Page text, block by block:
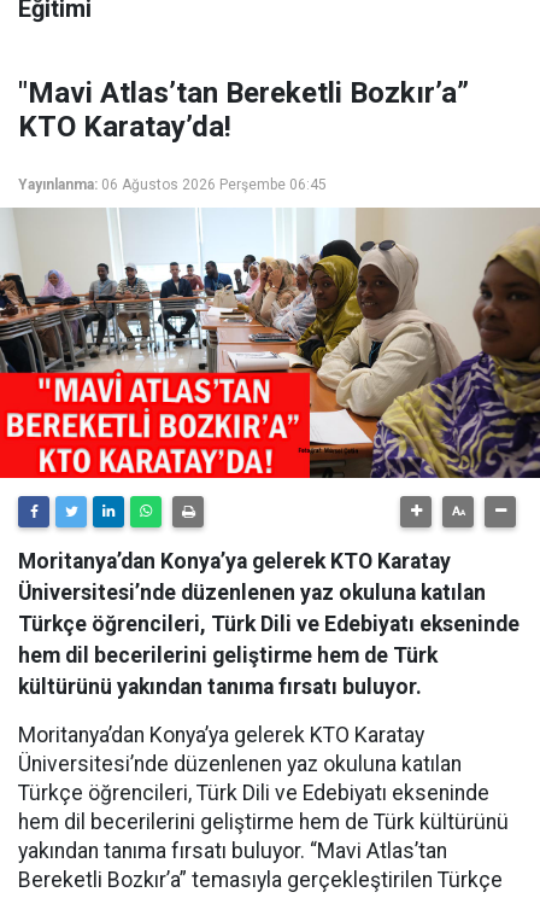
Eğitimi
"Mavi Atlas’tan Bereketli Bozkır’a”
KTO Karatay’da!
Yayınlanma: 06 Ağustos 2026 Perşembe 06:45
Moritanya’dan Konya’ya gelerek KTO Karatay
Üniversitesi’nde düzenlenen yaz okuluna katılan
Türkçe öğrencileri, Türk Dili ve Edebiyatı ekseninde
hem dil becerilerini geliştirme hem de Türk
kültürünü yakından tanıma fırsatı buluyor.
Moritanya’dan Konya’ya gelerek KTO Karatay
Üniversitesi’nde düzenlenen yaz okuluna katılan
Türkçe öğrencileri, Türk Dili ve Edebiyatı ekseninde
hem dil becerilerini geliştirme hem de Türk kültürünü
yakından tanıma fırsatı buluyor. “Mavi Atlas’tan
Bereketli Bozkır’a” temasıyla gerçekleştirilen Türkçe